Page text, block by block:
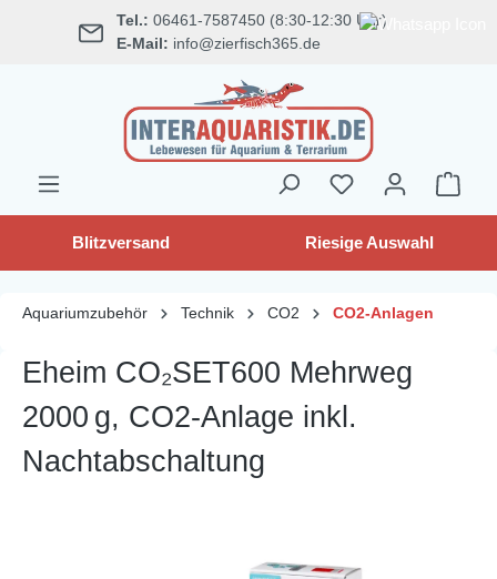
springen Tel.: 06461-7587450 (8:30-12:30 Uhr)
E-Mail: info@zierfisch365.de
Blitzversand Riesige Auswahl
Aquariumzubehör Technik CO2 CO2-Anlagen
Eheim CO₂SET600 Mehrweg
2000 g, CO2-Anlage inkl.
Nachtabschaltung